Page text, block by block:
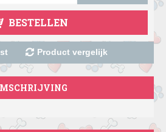
BESTELLEN
Product vergelijk